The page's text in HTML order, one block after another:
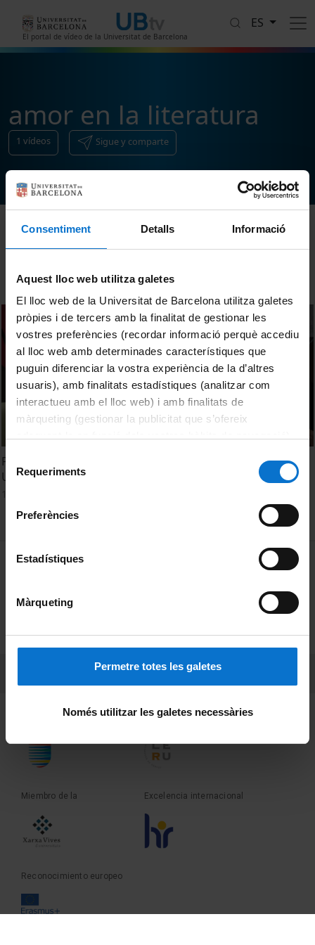
Consentiment Detalls Informació
Aquest lloc web utilitza galetes
El lloc web de la Universitat de Barcelona utilitza galetes
pròpies i de tercers amb la finalitat de gestionar les
vostres preferències (recordar informació perquè accediu
al lloc web amb determinades característiques que
puguin diferenciar la vostra experiència de la d’altres
usuaris), amb finalitats estadístiques (analitzar com
interactueu amb el lloc web) i amb finalitats de
màrqueting (gestionar la publicitat que s’ofereix
consultar laPolítica de galetes del lloc web de la
Selecció
Requeriments
Preferències
Estadístiques
Màrqueting
Permetre totes les galetes
Només utilitzar les galetes necessàries
El portal de vídeo de la Universitat de Barcelona
ES
amor en la literatura
1 vídeos Sigue y comparte
Ordenar
Presentació del llibre 'Flamenca' (Publicacions i Edicions
UB) d'Anton M. Espadaler
MENÚ PEU 1
Privacidad y términos
Sobre UBtv
Fundadora de la Miembro de la
Miembro de la Excelencia internacional
Reconocimiento europeo